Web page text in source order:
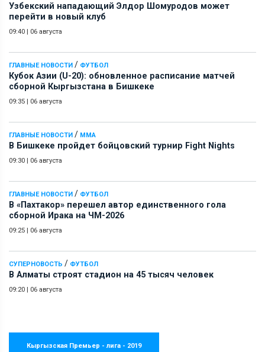
Узбекский нападающий Элдор Шомуродов может
перейти в новый клуб
09:40 | 06 августа
ГЛАВНЫЕ НОВОСТИ / ФУТБОЛ
Кубок Азии (U-20): обновленное расписание матчей
сборной Кыргызстана в Бишкеке
09:35 | 06 августа
ГЛАВНЫЕ НОВОСТИ / ММА
В Бишкеке пройдет бойцовский турнир Fight Nights
09:30 | 06 августа
ГЛАВНЫЕ НОВОСТИ / ФУТБОЛ
В «Пахтакор» перешел автор единственного гола
сборной Ирака на ЧМ-2026
09:25 | 06 августа
СУПЕРНОВОСТЬ / ФУТБОЛ
В Алматы строят стадион на 45 тысяч человек
09:20 | 06 августа
Кыргызская Премьер - лига - 2019